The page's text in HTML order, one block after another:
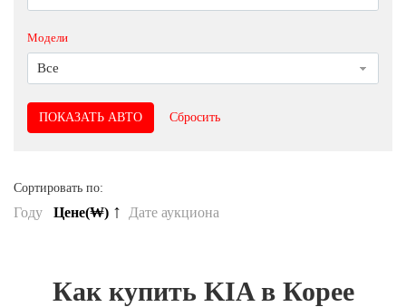
Модели
Все
Сбросить
Сортировать по:
Году Цене(₩) ↑ Дате аукциона
Как купить KIA в Корее